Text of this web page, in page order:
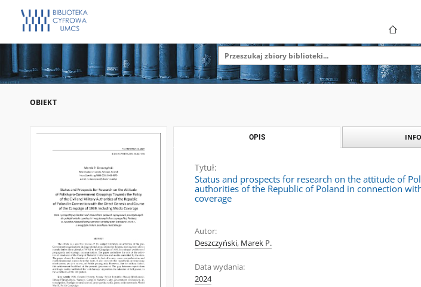
OBIEKT
OPIS
Tytuł:
Status and prospects for research on the attitude of
authorities of the Republic of Poland in connection
coverage
Autor:
Deszczyński, Marek P.
Data wydania:
2024